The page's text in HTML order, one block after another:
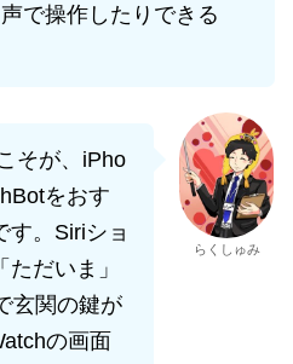
で操作したりできる
そが、iPho
をおす
す。Siriショ
だいま」
玄関の鍵が
の画面
らくしゅみ